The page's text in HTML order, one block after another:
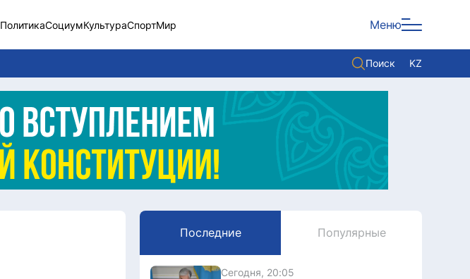
ПолитикаСоциумКультураСпортМир Меню
Поиск KZ
Новости столицы
Политика
Социум
Экономика
Спорт
Культура
Служба Комплаенс
Этический кодекс
Служу стране
Последние Популярные
Сегодня, 20:05